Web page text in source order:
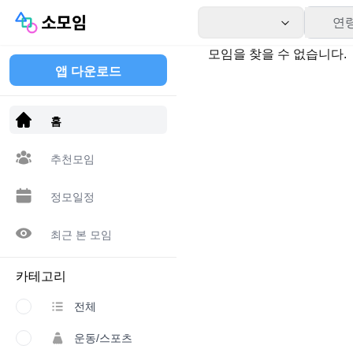
연
앱 다운로드
홈
추천모임
정모일정
최근 본 모임
카테고리
전체
운동/스포츠
모임을 찾을 수 없습니다.